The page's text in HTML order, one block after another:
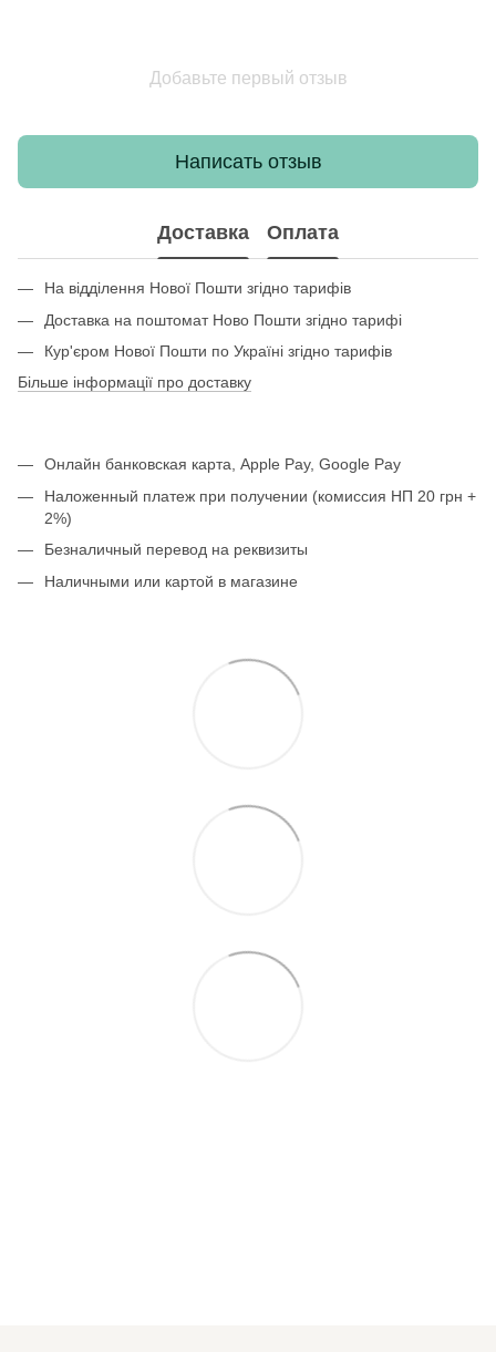
Добавьте первый отзыв
Написать отзыв
Доставка Оплата
На відділення Нової Пошти згідно тарифів
Доставка на поштомат Ново Пошти згідно тарифі
Кур'єром Нової Пошти по Україні згідно тарифів
Більше інформації про доставку
Онлайн банковская карта, Apple Pay, Google Pay
Наложенный платеж при получении (комиссия НП 20 грн +
2%)
Безналичный перевод на реквизиты
Наличными или картой в магазине